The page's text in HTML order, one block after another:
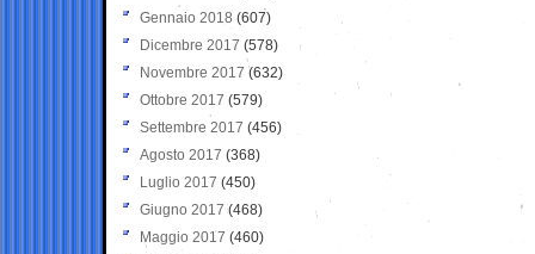
Gennaio 2018 (607)
Dicembre 2017 (578)
Novembre 2017 (632)
Ottobre 2017 (579)
Settembre 2017 (456)
Agosto 2017 (368)
Luglio 2017 (450)
Giugno 2017 (468)
Maggio 2017 (460)